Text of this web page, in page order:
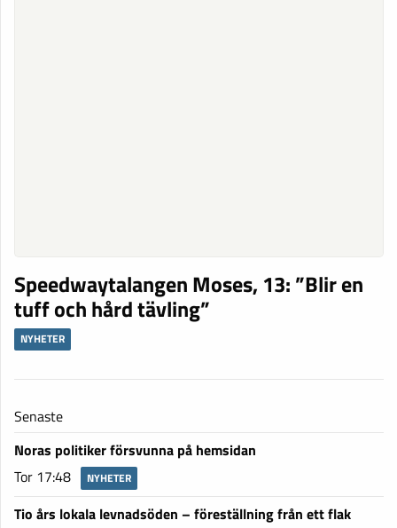
Speedwaytalangen Moses, 13: ”Blir en
tuff och hård tävling”
NYHETER
Senaste
Noras politiker försvunna på hemsidan
Tor 17:48
NYHETER
Tio års lokala levnadsöden – föreställning från ett flak